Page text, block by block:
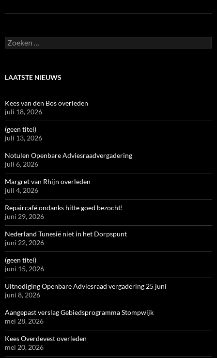
Zoeken
naar:
LAATSTE NIEUWS
Kees van den Bos overleden
juli 18, 2026
(geen titel)
juli 13, 2026
Notulen Openbare Adviesraadvergadering
juli 6, 2026
Margret van Rhijn overleden
juli 4, 2026
Repaircafé ondanks hitte goed bezocht!
juni 29, 2026
Nederland Tunesië niet in het Dorpspunt
juni 22, 2026
(geen titel)
juni 15, 2026
Uitnodiging Openbare Adviesraad vergadering 25 juni
juni 8, 2026
Aangepast verslag Gebiedsprogramma Stompwijk
mei 28, 2026
Kees Overdevest overleden
mei 20, 2026